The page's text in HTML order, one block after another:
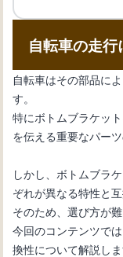
自転車の走
自転車はその部品に
す。
特にボトムブラケッ
を伝える重要なパーツ
しかし、ボトムブラ
ぞれが異なる特性と互
そのため、選び方が
今回のコンテンツで
換性について解説しま